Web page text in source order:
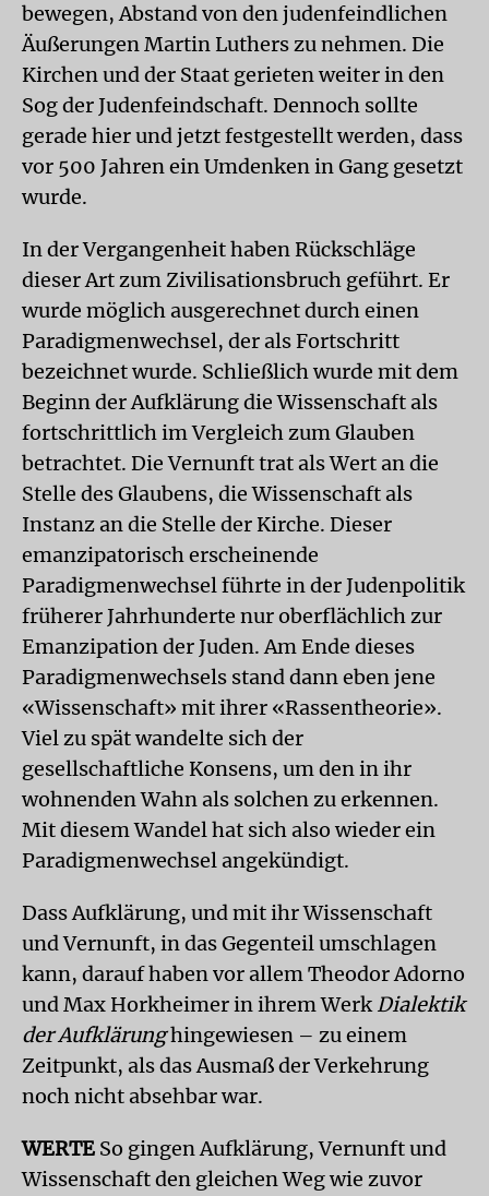
bewegen, Abstand von den judenfeindlichen
Äußerungen Martin Luthers zu nehmen. Die
Kirchen und der Staat gerieten weiter in den
Sog der Judenfeindschaft. Dennoch sollte
gerade hier und jetzt festgestellt werden, dass
vor 500 Jahren ein Umdenken in Gang gesetzt
wurde.
In der Vergangenheit haben Rückschläge
dieser Art zum Zivilisationsbruch geführt. Er
wurde möglich ausgerechnet durch einen
Paradigmenwechsel, der als Fortschritt
bezeichnet wurde. Schließlich wurde mit dem
Beginn der Aufklärung die Wissenschaft als
fortschrittlich im Vergleich zum Glauben
betrachtet. Die Vernunft trat als Wert an die
Stelle des Glaubens, die Wissenschaft als
Instanz an die Stelle der Kirche. Dieser
emanzipatorisch erscheinende
Paradigmenwechsel führte in der Judenpolitik
früherer Jahrhunderte nur oberflächlich zur
Emanzipation der Juden. Am Ende dieses
Paradigmenwechsels stand dann eben jene
«Wissenschaft» mit ihrer «Rassentheorie».
Viel zu spät wandelte sich der
gesellschaftliche Konsens, um den in ihr
wohnenden Wahn als solchen zu erkennen.
Mit diesem Wandel hat sich also wieder ein
Paradigmenwechsel angekündigt.
Dass Aufklärung, und mit ihr Wissenschaft
und Vernunft, in das Gegenteil umschlagen
kann, darauf haben vor allem Theodor Adorno
und Max Horkheimer in ihrem WerkDialektik
der Aufklärunghingewiesen – zu einem
Zeitpunkt, als das Ausmaß der Verkehrung
noch nicht absehbar war.
WERTE So gingen Aufklärung, Vernunft und
Wissenschaft den gleichen Weg wie zuvor